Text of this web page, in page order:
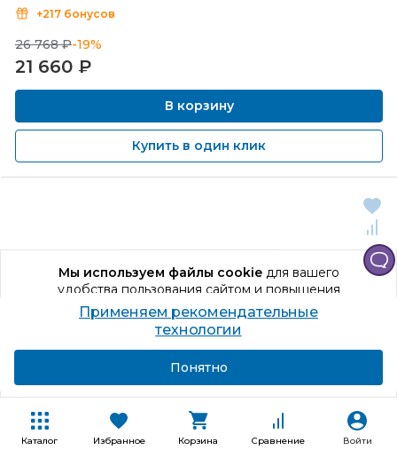
Каталог Избранное Корзина Сравнение Войти
Мы используем файлы cookieдля вашего
удобства пользования сайтом и повышения
качества рекомендаций.
Продолжая использование сайта, вы даете
согласие на обработку персональных данных
+217 бонусов
26 768 ₽-19%
21 660 ₽
В корзину
Купить в один клик
Код товара: 917352
Применяем рекомендательные
технологии
Понятно